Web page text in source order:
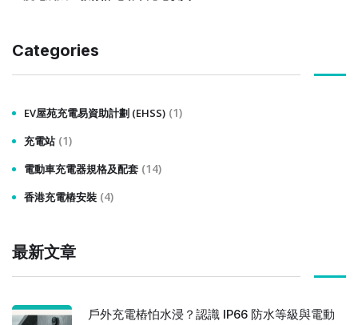
Categories
EV屋苑充電易資助計劃 (EHSS) (1)
充電站 (1)
電動車充電器規格及配套 (14)
香港充電樁安裝 (4)
最新文章
戶外充電樁怕水浸？認識 IP66 防水等級與電動